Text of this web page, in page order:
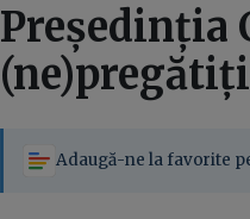
Președinția
Adaugă-ne la favorite